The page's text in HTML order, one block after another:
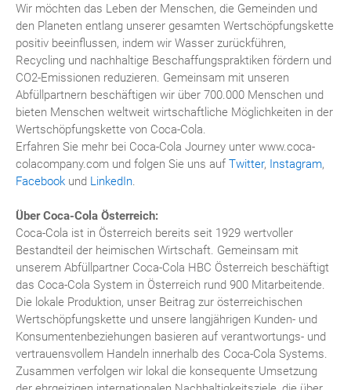
Wir möchten das Leben der Menschen, die Gemeinden und
den Planeten entlang unserer gesamten Wertschöpfungskette
positiv beeinflussen, indem wir Wasser zurückführen,
Recycling und nachhaltige Beschaffungspraktiken fördern und
CO2-Emissionen reduzieren. Gemeinsam mit unseren
Abfüllpartnern beschäftigen wir über 700.000 Menschen und
bieten Menschen weltweit wirtschaftliche Möglichkeiten in der
Wertschöpfungskette von Coca-Cola.
Erfahren Sie mehr bei Coca-Cola Journey unter www.coca-
colacompany.com und folgen Sie uns auf Twitter, Instagram,
Facebook und LinkedIn.
Über Coca-Cola Österreich:
Coca-Cola ist in Österreich bereits seit 1929 wertvoller
Bestandteil der heimischen Wirtschaft. Gemeinsam mit
unserem Abfüllpartner Coca-Cola HBC Österreich beschäftigt
das Coca-Cola System in Österreich rund 900 Mitarbeitende.
Die lokale Produktion, unser Beitrag zur österreichischen
Wertschöpfungskette und unsere langjährigen Kunden- und
Konsumentenbeziehungen basieren auf verantwortungs- und
vertrauensvollem Handeln innerhalb des Coca-Cola Systems.
Zusammen verfolgen wir lokal die konsequente Umsetzung